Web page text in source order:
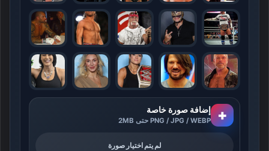
+ إضافة صورة خاصة
PNG / JPG / WEBP حتى 2MB
لم يتم اختيار صورة